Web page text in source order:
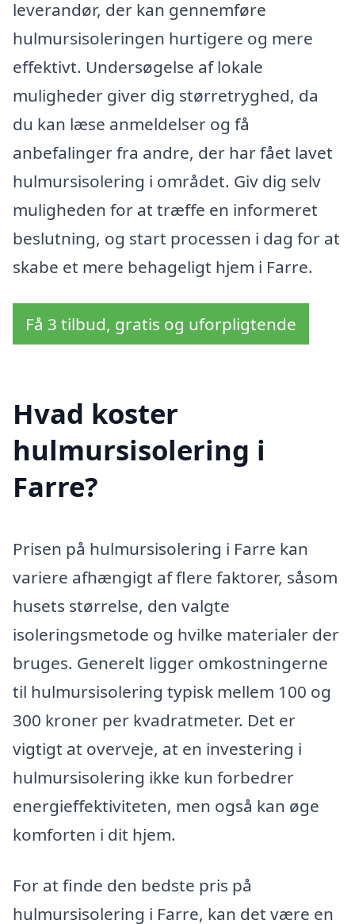
leverandør, der kan gennemføre
hulmursisoleringen hurtigere og mere
effektivt. Undersøgelse af lokale
muligheder giver dig størretryghed, da
du kan læse anmeldelser og få
anbefalinger fra andre, der har fået lavet
hulmursisolering i området. Giv dig selv
muligheden for at træffe en informeret
beslutning, og start processen i dag for at
skabe et mere behageligt hjem i Farre.
Få 3 tilbud, gratis og uforpligtende
Hvad koster
hulmursisolering i
Farre?
Prisen på hulmursisolering i Farre kan
variere afhængigt af flere faktorer, såsom
husets størrelse, den valgte
isoleringsmetode og hvilke materialer der
bruges. Generelt ligger omkostningerne
til hulmursisolering typisk mellem 100 og
300 kroner per kvadratmeter. Det er
vigtigt at overveje, at en investering i
hulmursisolering ikke kun forbedrer
energieffektiviteten, men også kan øge
komforten i dit hjem.
For at finde den bedste pris på
hulmursisolering i Farre, kan det være en